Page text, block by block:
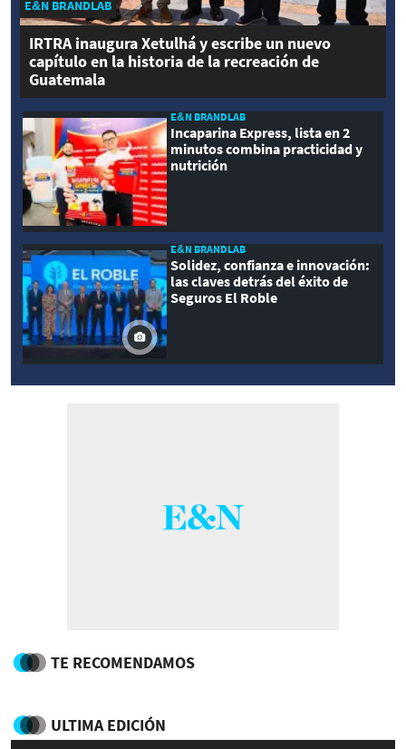
E&N BRANDLAB
IRTRA inaugura Xetulhá y escribe un nuevo
capítulo en la historia de la recreación de
Guatemala
E&N BRANDLAB
Incaparina Express, lista en 2
minutos combina practicidad y
nutrición
E&N BRANDLAB
Solidez, confianza e innovación:
las claves detrás del éxito de
Seguros El Roble
TE RECOMENDAMOS
ULTIMA EDICIÓN